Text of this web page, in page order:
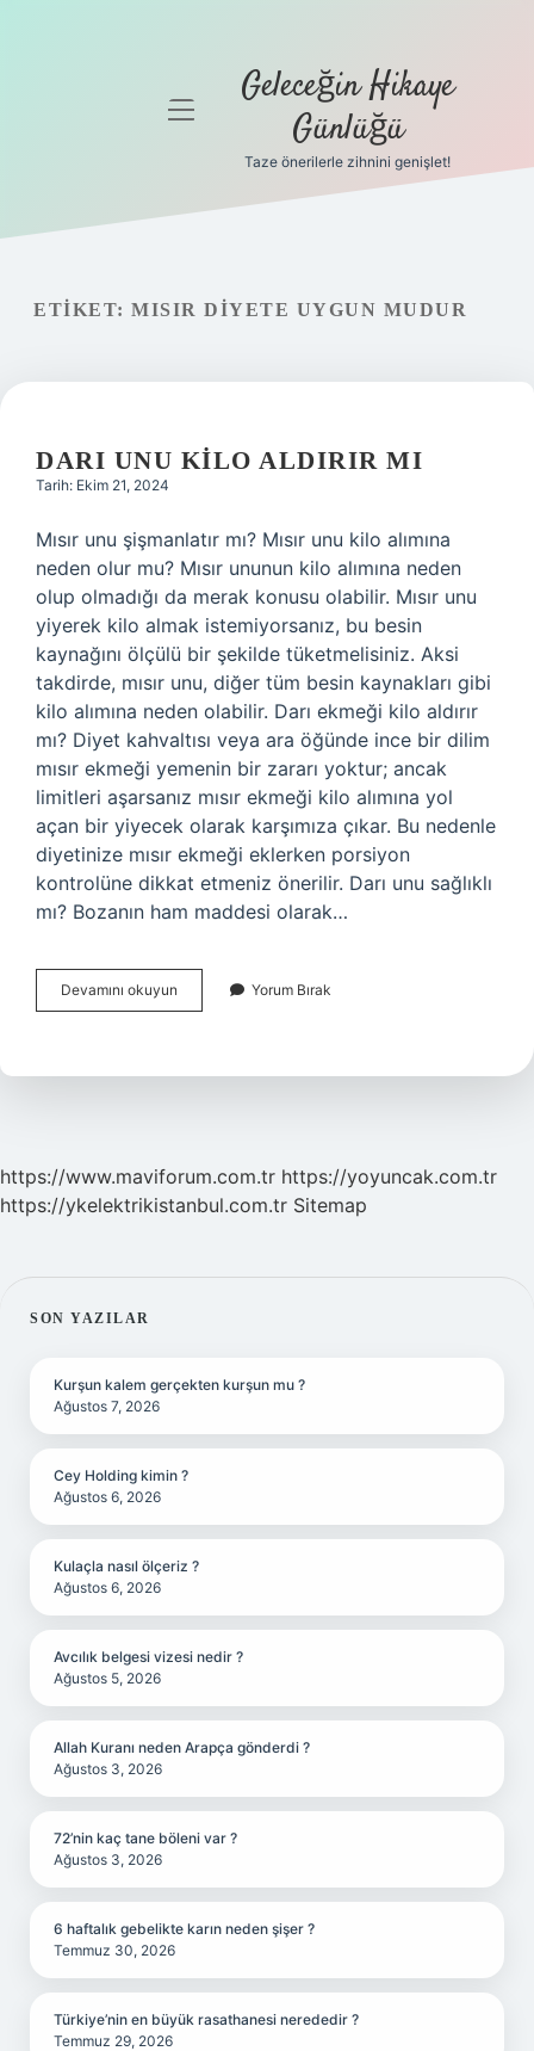
Gizlilik
Yasal Uyarı
Hakkımızda
menüyü Geleceğin Hikaye
Günlüğü
Taze önerilerle zihnini genişlet!
ETIKET: MISIR DIYETE UYGUN MUDUR
DARI UNU KILO ALDIRIR MI
Tarih: Ekim 21, 2024
Mısır unu şişmanlatır mı? Mısır unu kilo alımına
neden olur mu? Mısır ununun kilo alımına neden
olup olmadığı da merak konusu olabilir. Mısır unu
yiyerek kilo almak istemiyorsanız, bu besin
kaynağını ölçülü bir şekilde tüketmelisiniz. Aksi
takdirde, mısır unu, diğer tüm besin kaynakları gibi
kilo alımına neden olabilir. Darı ekmeği kilo aldırır
mı? Diyet kahvaltısı veya ara öğünde ince bir dilim
mısır ekmeği yemenin bir zararı yoktur; ancak
limitleri aşarsanız mısır ekmeği kilo alımına yol
açan bir yiyecek olarak karşımıza çıkar. Bu nedenle
diyetinize mısır ekmeği eklerken porsiyon
kontrolüne dikkat etmeniz önerilir. Darı unu sağlıklı
mı? Bozanın ham maddesi olarak…
Devamını okuyun
Unu
Mı
Yorum Bırak
https://www.maviforum.com.tr https://yoyuncak.com.tr
https://ykelektrikistanbul.com.tr Sitemap
SIDEBAR
SON YAZILAR
Kurşun kalem gerçekten kurşun mu ?
Ağustos 7, 2026
Cey Holding kimin ?
Ağustos 6, 2026
Kulaçla nasıl ölçeriz ?
Ağustos 6, 2026
Avcılık belgesi vizesi nedir ?
Ağustos 5, 2026
Allah Kuranı neden Arapça gönderdi ?
Ağustos 3, 2026
72’nin kaç tane böleni var ?
Ağustos 3, 2026
6 haftalık gebelikte karın neden şişer ?
Temmuz 30, 2026
Türkiye’nin en büyük rasathanesi nerededir ?
Temmuz 29, 2026